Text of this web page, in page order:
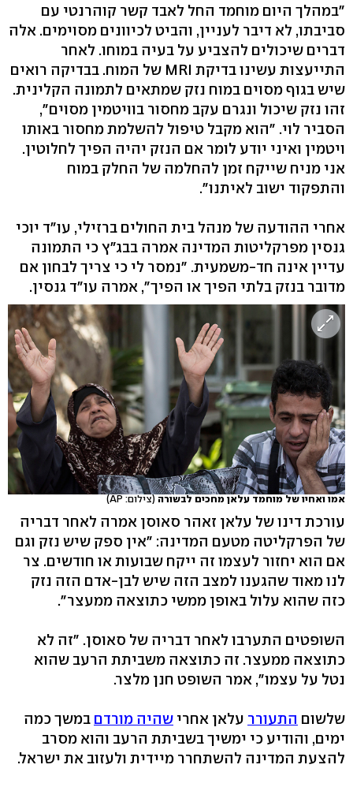
"במהלך היום מוחמד החל לאבד קשר קוהרנטי עם
סביבתו, לא דיבר לעניין, והביט לכיוונים מסוימים. אלה
דברים שיכולים להצביע על בעיה במוחו. לאחר
התייעצות עשינו בדיקת MRI של המוח. בבדיקה רואים
שיש בגוף מסוים במוח נזק שמתאים לתמונה הקלינית.
זהו נזק שיכול ונגרם עקב מחסור בוויטמין מסוים",
הסביר לוי. "הוא מקבל טיפול להשלמת מחסור באותו
ויטמין ואיני יודע לומר אם הנזק יהיה הפיך לחלוטין.
אני מניח שייקח זמן להחלמה של החלק במוח
והתפקוד ישוב לאיתנו".
אחרי ההודעה של מנהל בית החולים ברזילי, עו"ד יוכי
גנסין מפרקליטות המדינה אמרה בבג"ץ כי התמונה
עדיין אינה חד-משמעית. "נמסר לי כי צריך לבחון אם
מדובר בנזק בלתי הפיך או הפיך", אמרה עו"ד גנסין.
אמו ואחיו של מוחמד עלאן מחכים לבשורה(צילום: AP)
עורכת דינו של עלאן זאהר סאוסן אמרה לאחר דבריה
של הפרקליטה מטעם המדינה: "אין ספק שיש נזק וגם
אם הוא יחזור לעצמו זה ייקח שבועות או חודשים. צר
לנו מאוד שהגענו למצב הזה שיש לבן-אדם הזה נזק
כזה שהוא עלול באופן ממשי כתוצאה ממעצר".
השופטים התערבו לאחר דבריה של סאוסן. "זה לא
כתוצאה ממעצר. זה כתוצאה משביתת הרעב שהוא
נטל על עצמו", אמר השופט חנן מלצר.
שלשום התעורר עלאן אחרי שהיה מורדם במשך כמה
ימים, והודיע כי ימשיך בשביתת הרעב והוא מסרב
להצעת המדינה להשתחרר מיידית ולעזוב את ישראל.